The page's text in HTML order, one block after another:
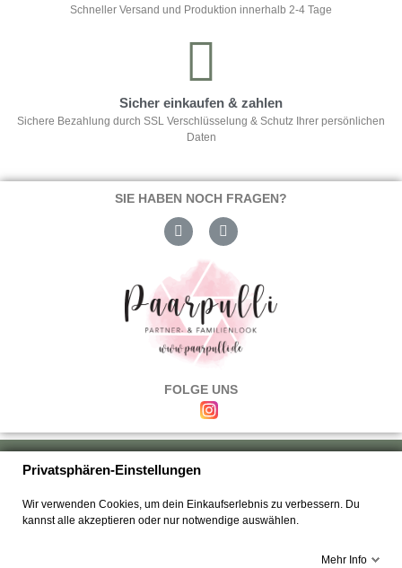
Schneller Versand und Produktion innerhalb 2-4 Tage
Sicher einkaufen & zahlen
Sichere Bezahlung durch SSL Verschlüsselung & Schutz Ihrer persönlichen
Daten
SIE HABEN NOCH FRAGEN?
FOLGE UNS
Über uns|Versand & Zahlung|Umtausch & Rückgabe
Kontakt
Privatsphären-Einstellungen
Wir verwenden Cookies, um dein Einkaufserlebnis zu verbessern. Du
kannst alle akzeptieren oder nur notwendige auswählen.
Mehr Info